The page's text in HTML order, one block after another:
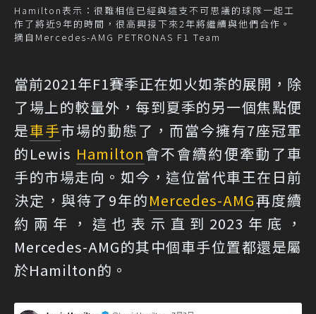
Hamilton表示：很難相信已經與這支不可思議的球隊一起工
作了將近9年的時間，很高興接下來2年將繼續與他們合作。
摘自Mercedes-AMG PETRONAS F1 Team
當前2021年F1賽季正在如火如荼的展開，除
了場上的較量外，每到夏季的另一個焦點便
是車手市場的動態了，而當今擁有7座冠軍
的Lewis Hamilton會不會續約便牽動了車
手的市場走向。如今，這位當代車王在日前
決定，與待了9年的Mercedes-AMG再度續
約兩年，這也表示直到2023年底，
Mercedes-AMG的其中個車手位置都還是屬
於Hamilton的。